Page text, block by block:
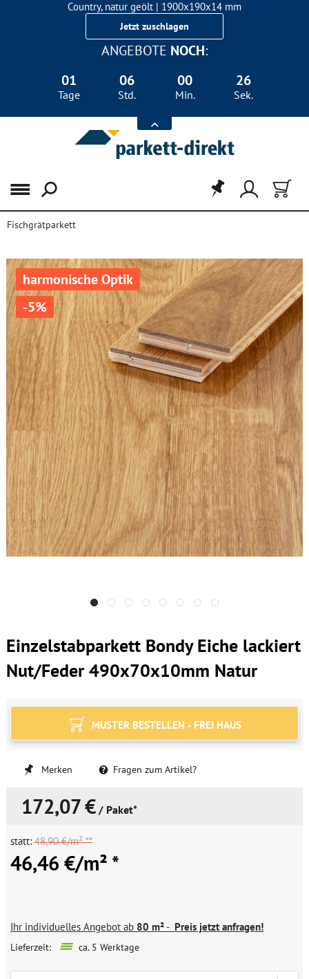
Country, natur geölt | 1900x190x14 mm
Landhausdiele Eiche für nur 29,90 €/m²
Jetzt zuschlagen
ANGEBOTE NOCH:
01
Tage
06
Std.
00
Min.
25
Sek.
Menü
Fischgrätparkett
harmonische Optik
-5%
Einzelstabparkett Bondy Eiche lackiert
Nut/Feder 490x70x10mm Natur
MUSTER BESTELLEN - FREI HAUS
Merken Fragen zum Artikel?
172,07 € / Paket*
statt: 48,90 €/m² **
46,46 €/m² *
Ihr individuelles Angebot ab 80 m²- Preis jetzt anfragen!
Lieferzeit: ca. 5 Werktage